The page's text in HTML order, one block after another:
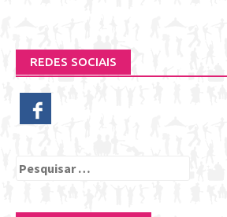
REDES SOCIAIS
Pesquisar